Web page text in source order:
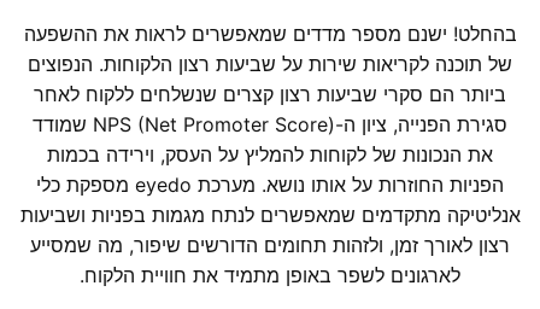
בהחלט! ישנם מספר מדדים שמאפשרים לראות את ההשפעה
של תוכנה לקריאות שירות על שביעות רצון הלקוחות. הנפוצים
ביותר הם סקרי שביעות רצון קצרים שנשלחים ללקוח לאחר
סגירת הפנייה, ציון ה-NPS (Net Promoter Score) שמודד
את הנכונות של לקוחות להמליץ על העסק, וירידה בכמות
הפניות החוזרות על אותו נושא. מערכת eyedo מספקת כלי
אנליטיקה מתקדמים שמאפשרים לנתח מגמות בפניות ושביעות
רצון לאורך זמן, ולזהות תחומים הדורשים שיפור, מה שמסייע
לארגונים לשפר באופן מתמיד את חוויית הלקוח.